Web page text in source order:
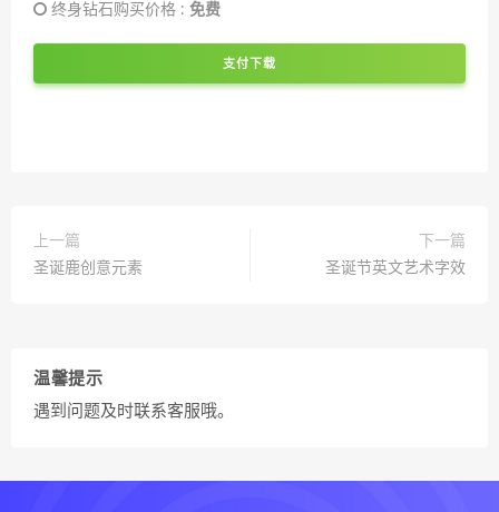
终身钻石购买价格 : 免费
支付下载
上一篇
圣诞鹿创意元素
下一篇
圣诞节英文艺术字效
温馨提示
遇到问题及时联系客服哦。